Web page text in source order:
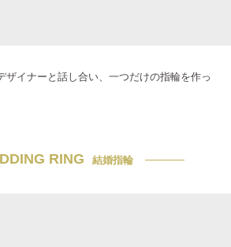
ザイナーと話し合い、一つだけの指輪を作っ
RING 結婚指輪